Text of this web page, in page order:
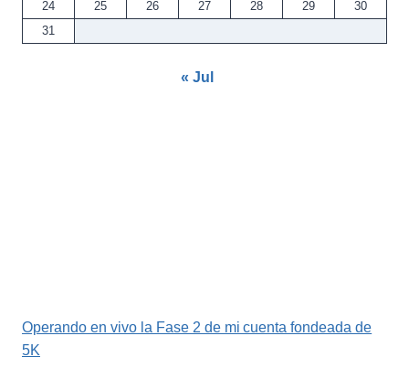
24
25 26 27 28 29
30
31
« Jul
Operando en vivo la Fase 2 de mi cuenta fondeada de
5K